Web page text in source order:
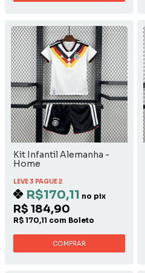
Kit Infantil Alemanha -
Home
LEVE 3 PAGUE 2
R$170,11 no pix
R$ 184,90
R$ 170,11 com Boleto
COMPRAR